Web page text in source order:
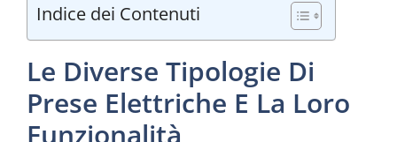
Indice dei Contenuti
Le Diverse Tipologie Di
Prese Elettriche E La Loro
Funzionalità